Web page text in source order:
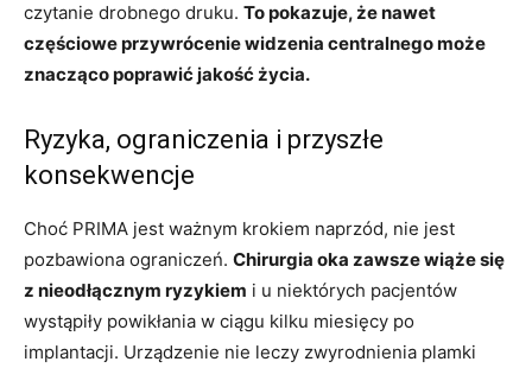
czytanie drobnego druku. To pokazuje, że nawet
częściowe przywrócenie widzenia centralnego może
znacząco poprawić jakość życia.
Ryzyka, ograniczenia i przyszłe
konsekwencje
Choć PRIMA jest ważnym krokiem naprzód, nie jest
pozbawiona ograniczeń. Chirurgia oka zawsze wiąże się
z nieodłącznym ryzykiem i u niektórych pacjentów
wystąpiły powikłania w ciągu kilku miesięcy po
implantacji. Urządzenie nie leczy zwyrodnienia plamki